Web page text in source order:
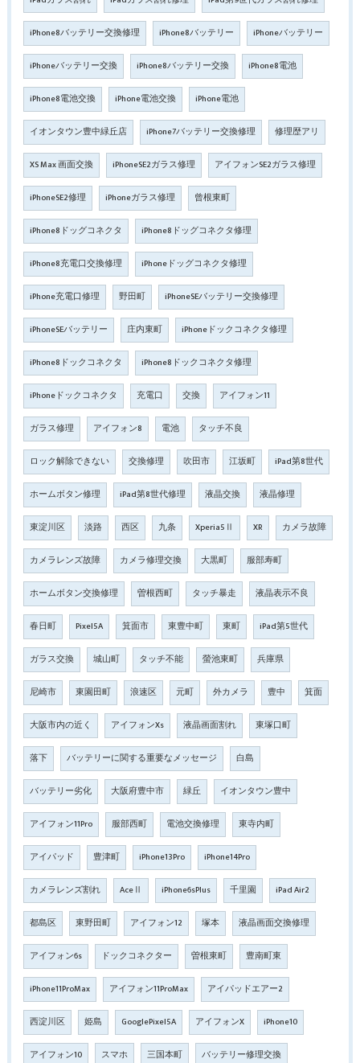
iPhone8バッテリー交換修理 iPhone8バッテリー iPhoneバッテリー
iPhoneバッテリー交換 iPhone8バッテリー交換 iPhone8電池
iPhone8電池交換 iPhone電池交換 iPhone電池
イオンタウン豊中緑丘店 iPhone7バッテリー交換修理 修理歴アリ
XS Max 画面交換 iPhoneSE2ガラス修理 アイフォンSE2ガラス修理
iPhoneSE2修理 iPhoneガラス修理 曾根東町
iPhone8ドッグコネクタ iPhone8ドッグコネクタ修理
iPhone8充電口交換修理 iPhoneドッグコネクタ修理
iPhone充電口修理 野田町 iPhoneSEバッテリー交換修理
iPhoneSEバッテリー 庄内東町 iPhoneドックコネクタ修理
iPhone8ドックコネクタ iPhone8ドックコネクタ修理
iPhoneドックコネクタ 充電口 交換 アイフォン11
ガラス修理 アイフォン8 電池 タッチ不良
ロック解除できない 交換修理 吹田市 江坂町 iPad第8世代
ホームボタン修理 iPad第8世代修理 液晶交換 液晶修理
東淀川区 淡路 西区 九条 Xperia5Ⅱ XR カメラ故障
カメラレンズ故障 カメラ修理交換 大黒町 服部寿町
ホームボタン交換修理 曽根西町 タッチ暴走 液晶表示不良
春日町 Pixel5A 箕面市 東豊中町 東町 iPad第5世代
ガラス交換 城山町 タッチ不能 螢池東町 兵庫県
尼崎市 東園田町 浪速区 元町 外カメラ 豊中 箕面
大阪市内の近く アイフォンXs 液晶画面割れ 東塚口町
落下 バッテリーに関する重要なメッセージ 白島
バッテリー劣化 大阪府豊中市 緑丘 イオンタウン豊中
アイフォン11Pro 服部西町 電池交換修理 東寺内町
アイパッド 豊津町 iPhone13Pro iPhone14Pro
カメラレンズ割れ AceⅡ iPhone6sPlus 千里園 iPad Air2
都島区 東野田町 アイフォン12 塚本 液晶画面交換修理
アイフォン6s ドックコネクター 曽根東町 豊南町東
iPhone11ProMax アイフォン11ProMax アイパッドエアー2
西淀川区 姫島 GooglePixel5A アイフォンX iPhone10
アイフォン10 スマホ 三国本町 バッテリー修理交換